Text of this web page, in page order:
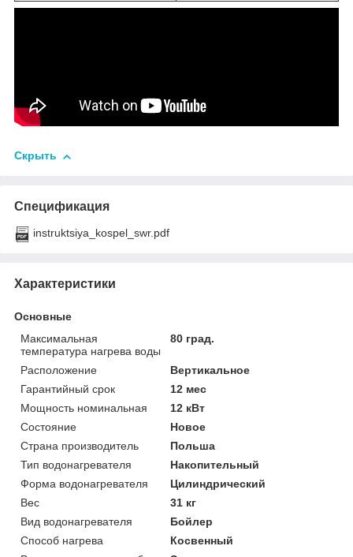
Скрыть
Спецификация
instruktsiya_kospel_swr.pdf
Характеристики
Основные
Максимальная
температура нагрева воды
80 град.
Расположение
Вертикальное
Гарантийный срок
12 мес
Мощность номинальная
12 кВт
Состояние
Новое
Страна производитель
Польша
Тип водонагревателя
Накопительный
Форма водонагревателя
Цилиндрический
Вес
31 кг
Вид водонагревателя
Бойлер
Способ нагрева
Косвенный